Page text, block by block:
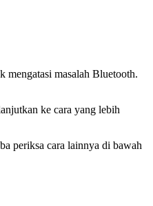
mengatasi masalah Bluetooth.
ke cara yang lebih
periksa cara lainnya di bawah